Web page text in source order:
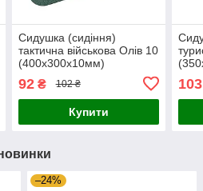
Сидушка (сидіння)
тактична військова Олів 10
(400х300х10мм)
високої щільності з
кріпленням на пояс
92₴ 102 ₴
Купити
на
103
–24%